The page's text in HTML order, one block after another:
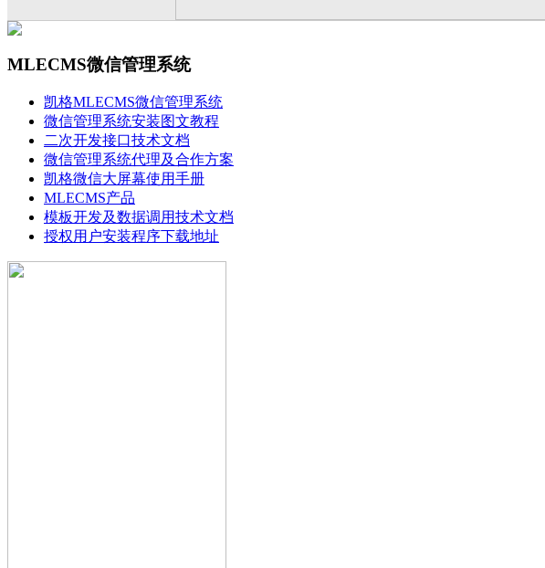
MLECMS微信管理系统
凯格MLECMS微信管理系统
微信管理系统安装图文教程
二次开发接口技术文档
微信管理系统代理及合作方案
凯格微信大屏幕使用手册
MLECMS产品
模板开发及数据调用技术文档
授权用户安装程序下载地址